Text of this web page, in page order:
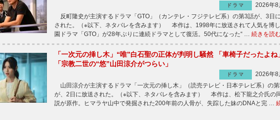
ドラマ
2026年8
反町隆史が主演するドラマ「GTO」（カンテレ・フジテレビ系）の第3話が、3日
された。（※以下、ネタバレを含みます） 本作は、1998年に放送されて人気を博
園ドラマ「GTO」が28年ぶりに連続ドラマとして復活。50代になった“ … 続きを読
「一次元の挿し木」“唯”白石聖の正体が判明し騒然 「車椅子だったよね
「宗教二世の“悠”山田涼介がつらい」
ドラマ
2026年8
山田涼介が主演するドラマ「一次元の挿し木」（読売テレビ・日本テレビ系）の
が、2日に放送された。（※以下、ネタバレを含みます） 本作は、松下龍之介氏の
説が原作。ヒマラヤ山中で発掘された200年前の人骨が、失踪した妹のDNAと完 …